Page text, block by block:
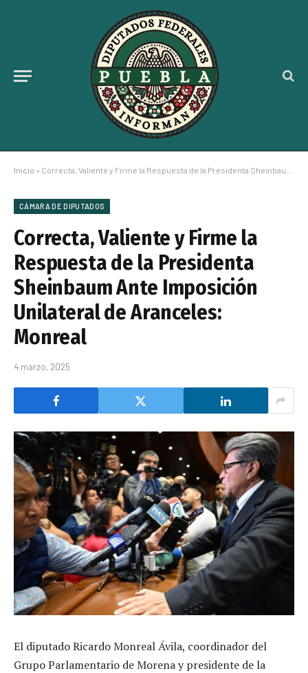
Inicio » Correcta, Valiente y Firme la Respuesta de la Presidenta Sheinbaum Ante Imposición Unilateral de Aranceles: Monreal
CÁMARA DE DIPUTADOS
Correcta, Valiente y Firme la
Respuesta de la Presidenta
Sheinbaum Ante Imposición
Unilateral de Aranceles:
Monreal
4 marzo, 2025
El diputado Ricardo Monreal Ávila, coordinador del
Grupo Parlamentario de Morena y presidente de la